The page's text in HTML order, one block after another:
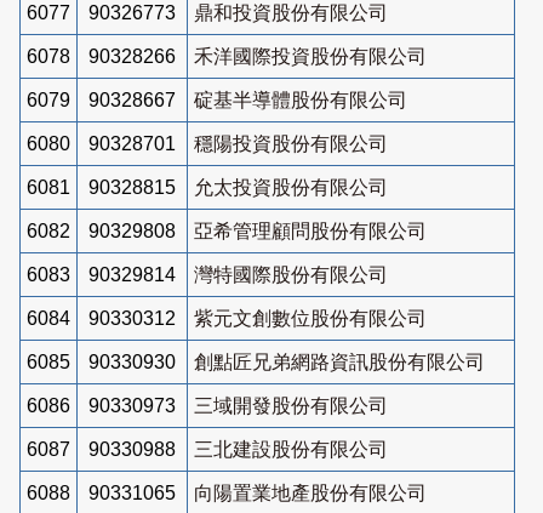
6077 90326773 鼎和投資股份有限公司
6078 90328266 禾洋國際投資股份有限公司
6079 90328667 碇基半導體股份有限公司
6080 90328701 穩陽投資股份有限公司
6081 90328815 允太投資股份有限公司
6082 90329808 亞希管理顧問股份有限公司
6083 90329814 灣特國際股份有限公司
6084 90330312 紫元文創數位股份有限公司
6085 90330930 創點匠兄弟網路資訊股份有限公司
6086 90330973 三域開發股份有限公司
6087 90330988 三北建設股份有限公司
6088 90331065 向陽置業地產股份有限公司